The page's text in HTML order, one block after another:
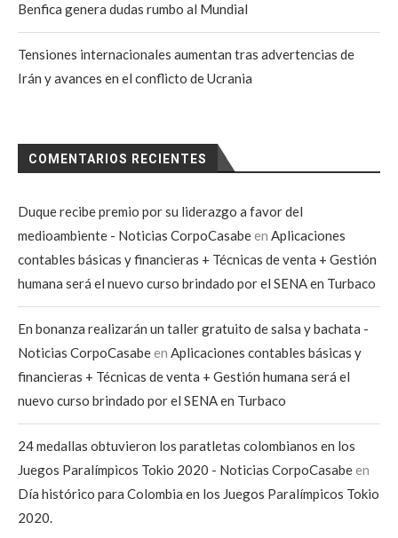
Benfica genera dudas rumbo al Mundial
Tensiones internacionales aumentan tras advertencias de
Irán y avances en el conflicto de Ucrania
COMENTARIOS RECIENTES
Duque recibe premio por su liderazgo a favor del
medioambiente - Noticias CorpoCasabeen Aplicaciones
contables básicas y financieras + Técnicas de venta + Gestión
humana será el nuevo curso brindado por el SENA en Turbaco
En bonanza realizarán un taller gratuito de salsa y bachata -
Noticias CorpoCasabeen Aplicaciones contables básicas y
financieras + Técnicas de venta + Gestión humana será el
nuevo curso brindado por el SENA en Turbaco
24 medallas obtuvieron los paratletas colombianos en los
Juegos Paralímpicos Tokio 2020 - Noticias CorpoCasabeen
Día histórico para Colombia en los Juegos Paralímpicos Tokio
2020.